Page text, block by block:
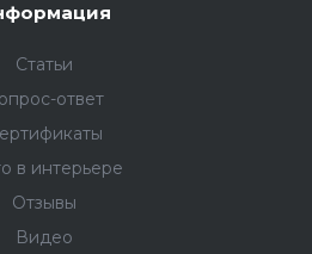
Статьи
ответ
в интерьере
Отзывы
Видео